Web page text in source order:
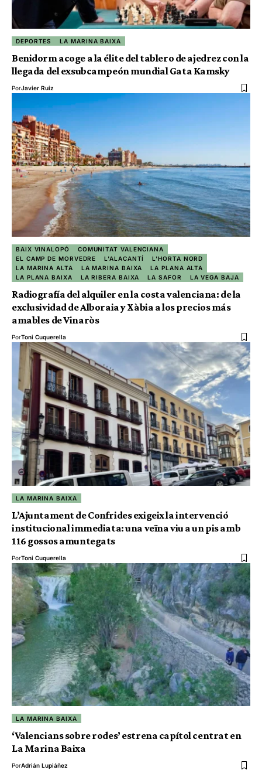
DEPORTES LA MARINA BAIXA
Benidorm acoge a la élite del tablero de ajedrez con la
llegada del exsubcampeón mundial Gata Kamsky
PorJavier Ruiz
BAIX VINALOPÓ
COMUNITAT VALENCIANA
EL CAMP DE MORVEDRE
L'ALACANTÍ
L'HORTA NORD
LA MARINA ALTA
LA MARINA BAIXA
LA PLANA ALTA
LA PLANA BAIXA
LA RIBERA BAIXA LA SAFOR LA VEGA BAJA
Radiografía del alquiler en la costa valenciana: de la
exclusividad de Alboraia y Xàbia a los precios más
amables de Vinaròs
PorToni Cuquerella
LA MARINA BAIXA
L’Ajuntament de Confrides exigeix la intervenció
institucional immediata: una veïna viu a un pis amb
116 gossos amuntegats
PorToni Cuquerella
LA MARINA BAIXA
‘Valencians sobre rodes’ estrena capítol centrat en
La Marina Baixa
PorAdrián Lupiáñez